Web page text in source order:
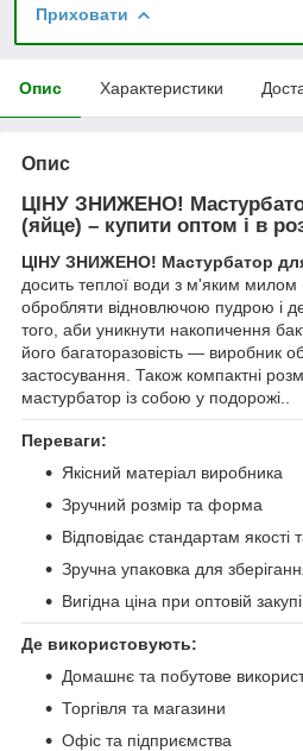
Приховати
Опис Характеристики
Опис
ЦІНУ ЗНИЖЕНО!
(яйце) – купити оптом і в
ЦІНУ ЗНИЖЕНО! Мастурбатор для
досить теплої води з м'яким
обробляти відновлючою пудрою і
того, аби уникнути накопичення
його багаторазовість — виробник
застосування. Також компактні
мастурбатор із собою у подорожі..
Переваги:
Якісний матеріал виробника
Зручний розмір та форма
Відповідає стандартам якості
Зручна упаковка для
Вигідна ціна при оптовій
Де використовують:
Домашнє та побутове
Торгівля та магазини
Офіс та підприємства